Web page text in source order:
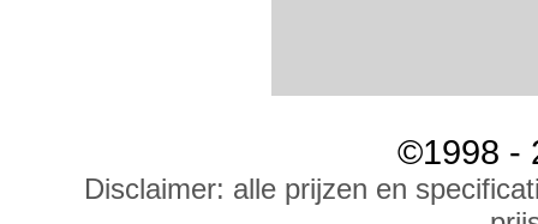
©1998 -
Disclaimer: alle prijzen en